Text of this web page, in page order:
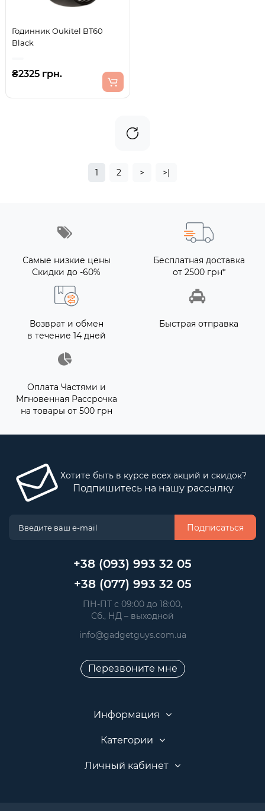
Годинник Oukitel BT60
Black
₴2325 грн.
1 2 > >|
Самые низкие цены
Скидки до -60%
Бесплатная доставка
от 2500 грн*
Возврат и обмен
в течение 14 дней
Быстрая отправка
Оплата Частями и
Мгновенная Рассрочка
на товары от 500 грн
Хотите быть в курсе всех акций и скидок?
Подпишитесь на нашу рассылку
Подписаться
+38 (093) 993 32 05
+38 (077) 993 32 05
ПН-ПТ с 09:00 до 18:00,
Сб., НД – выходной
info@gadgetguys.com.ua
Перезвоните мне
Информация
Категории
Личный кабинет